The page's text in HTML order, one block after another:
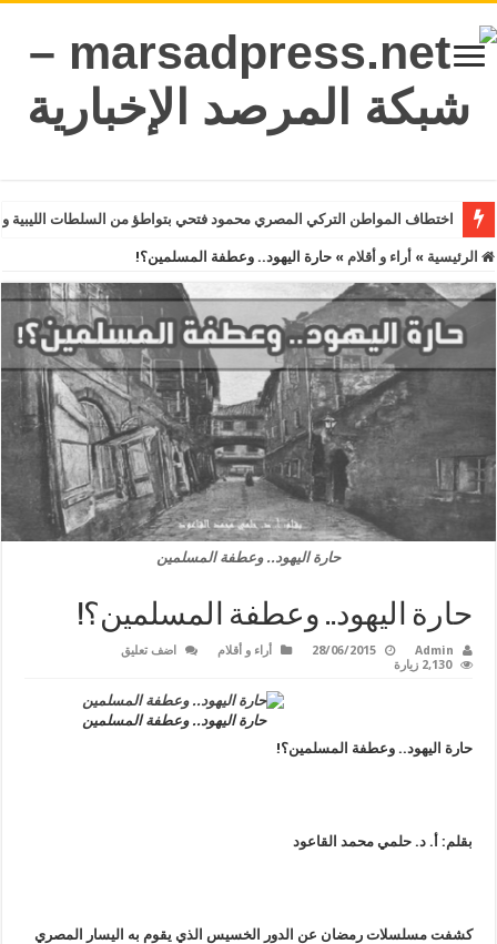
اختطاف المواطن التركي المصري محمود فتحي بتواطؤ من السلطات
الرئيسية » أراء و أقلام » حارة اليهود.. وعطفة المسلمين؟!
حارة اليهود.. وعطفة المسلمين
حارة اليهود.. وعطفة المسلمين؟!
Admin
28/06/2015 أراء و أقلام
اضف تعليق
2,130 زيارة
حارة اليهود.. وعطفة المسلمين
حارة اليهود.. وعطفة المسلمين؟!
بقلم: أ. د. حلمي محمد القاعود
كشفت مسلسلات رمضان عن الدور الخسيس الذي يقوم به اليسار المصري